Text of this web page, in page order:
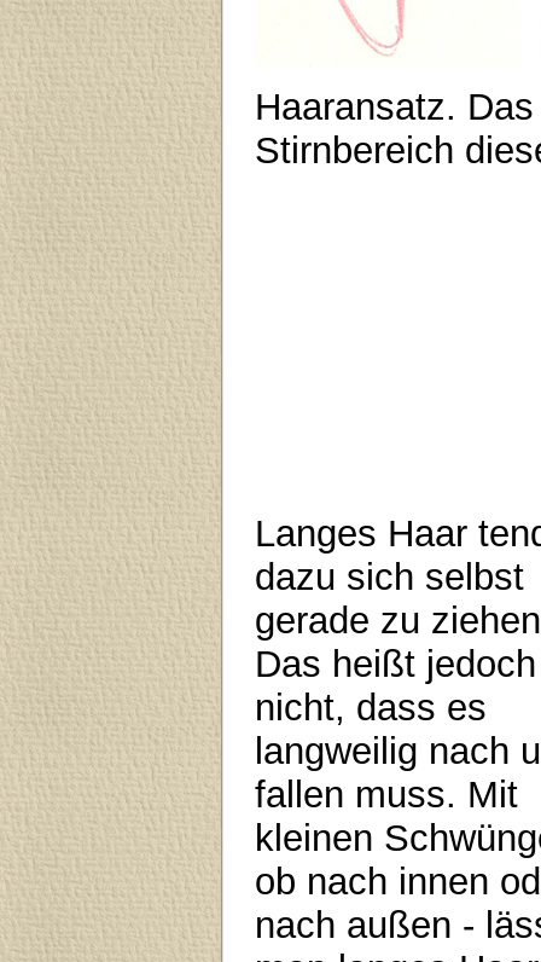
Haaransatz.
Stirnbereich
Langes Haar
dazu sich selbst
gerade zu
Das heißt jedoch
nicht, dass es
langweilig nach
fallen muss. Mit
kleinen
ob nach innen
nach außen -